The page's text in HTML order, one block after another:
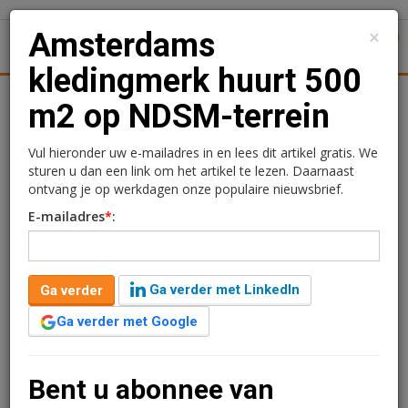
Juridisch | Fiscaal Werk
Amsterdams kledingmerk
huurt 500 m2 op NDSM-
terrein
Redactie
17 juli 2024 om 09:00
2 jaar geleden aangepast
1 minuut leestijd
The New Originals heeft een langjarige
4 in Amsterdam-Noord. Met deze overeenkomst is het
×
Amsterdams
kledingmerk huurt 500
m2 op NDSM-terrein
Vul hieronder uw e-mailadres in en lees dit artikel gratis. We
sturen u dan een link om het artikel te lezen. Daarnaast
ontvang je op werkdagen onze populaire nieuwsbrief.
E-mailadres*:
Ga verder
Ga verder met LinkedIn
Ga verder met Google
Bent u abonnee van